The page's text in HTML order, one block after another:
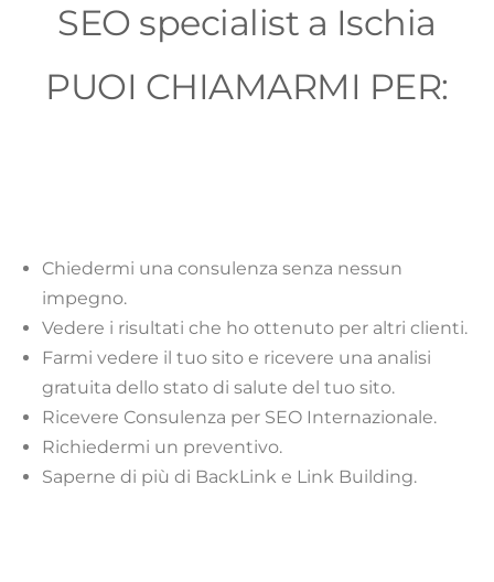
SEO specialist a Ischia
PUOI CHIAMARMI PER:
Chiedermi una consulenza senza nessun
impegno.
Vedere i risultati che ho ottenuto per altri clienti.
Farmi vedere il tuo sito e ricevere una analisi
gratuita dello stato di salute del tuo sito.
Ricevere Consulenza per SEO Internazionale.
Richiedermi un preventivo.
Saperne di più di BackLink e Link Building.